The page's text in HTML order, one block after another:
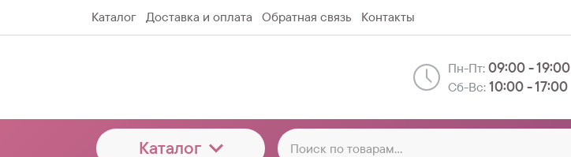
Каталог Доставка и оплата Обратная связь Контакты
Пн-Пт:09:00 - 19:00
Сб-Вс:10:00 - 17:00
Каталог